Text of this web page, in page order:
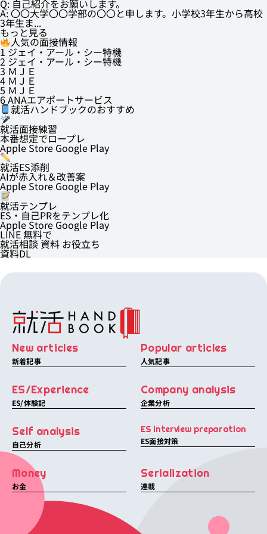
Q: 自己紹介をお願いします。
A: 〇〇大学〇〇学部の〇〇と申します。小学校3年生から高校
3年生ま...
もっと見る
人気の面接情報
1 ジェイ・アール・シー特機
2 ジェイ・アール・シー特機
3 ＭＪＥ
4 ＭＪＥ
5 ＭＪＥ
6ANAエアポートサービス
就活ハンドブックのおすすめ
就活面接練習
本番想定でロープレ
Apple Store Google Play
就活ES添削
AIが赤入れ＆改善案
Apple Store Google Play
就活テンプレ
ES・自己PRをテンプレ化
Apple StoreGoogle Play
LINE無料で
就活相談資料 お役立ち
資料DL
New articles
新着記事
Popular articles
人気記事
ES/Experience
ES/体験記
Company analysis
企業分析
Self analysis
自己分析
ES interview preparation
ES面接対策
Money
お金
Serialization
連載